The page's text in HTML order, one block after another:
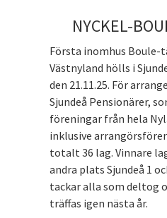
NYCKEL-
Första inomhus Boule-
Västnyland hölls i
den 21.11.25. För
Sjundeå Pensionärer,
föreningar från hela
inklusive
totalt 36 lag. Vinnare
andra plats Sjundeå 1
tackar alla som deltog
träffas igen nästa år.